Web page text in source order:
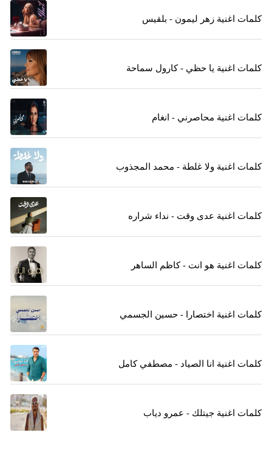
كلمات اغنية زهر ليمون - بلقيس
كلمات اغنية يا حظي - كارول سماحة
كلمات اغنية محاصرني - انغام
كلمات اغنية ولا غلطة - محمد المجذوب
كلمات اغنية عدى وقت - نداء شراره
كلمات اغنية هو انت - كاظم الساهر
كلمات اغنية اختصارا - حسين الجسمي
كلمات اغنية انا الصياد - مصطفي كامل
كلمات اغنية جيتلك - عمرو دياب